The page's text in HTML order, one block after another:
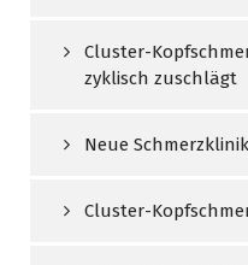
Cluster-
zyklisch zuschlägt
Neue
Cluster-